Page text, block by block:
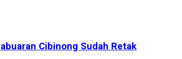
Cibinong Sudah Retak